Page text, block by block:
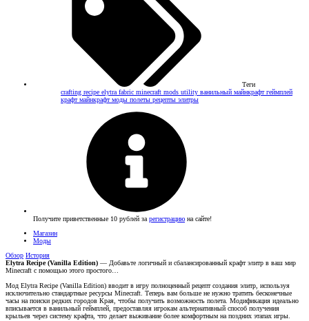
Теги
crafting recipe elytra fabric minecraft mods utility ванильный майнкрафтгеймплей
крафтмайнкрафтмоды полеты рецепты элитры
Получите приветственные 10 рублей за регистрацию на сайте!
Магазин
Моды
Обзор История
Elytra Recipe (Vanilla Edition) — Добавьте логичный и сбалансированный крафт элитр в ваш мир
Minecraft с помощью этого простого…
Мод Elytra Recipe (Vanilla Edition) вводит в игру полноценный рецепт создания элитр, используя
исключительно стандартные ресурсы Minecraft. Теперь вам больше не нужно тратить бесконечные
часы на поиски редких городов Края, чтобы получить возможность полета. Модификация идеально
вписывается в ванильный геймплей, предоставляя игрокам альтернативный способ получения
крыльев через систему крафта, что делает выживание более комфортным на поздних этапах игры.